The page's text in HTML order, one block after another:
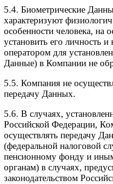
5.4. Биометрические
характеризуют
особенности человека, на
установить его личность
оператором для
Данные) в Компании не
5.5. Компания не
передачу Данных.
5.6. В случаях,
Российской Федерации,
осуществлять передачу
(федеральной налоговой
пенсионному фонду и
органам) в случаях,
законодательством